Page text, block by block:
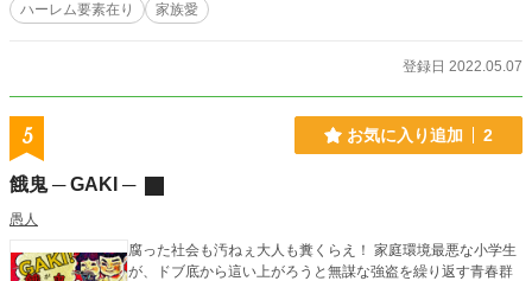
ハーレム要素在り
家族愛
登録日 2022.05.07
5 お気に入り追加 2
餓鬼 ─ GAKI ─
愚人
腐った社会も汚ねぇ大人も糞くらえ！ 家庭環境最悪な小学生
が、ドブ底から這い上がろうと無謀な強盗を繰り返す青春群